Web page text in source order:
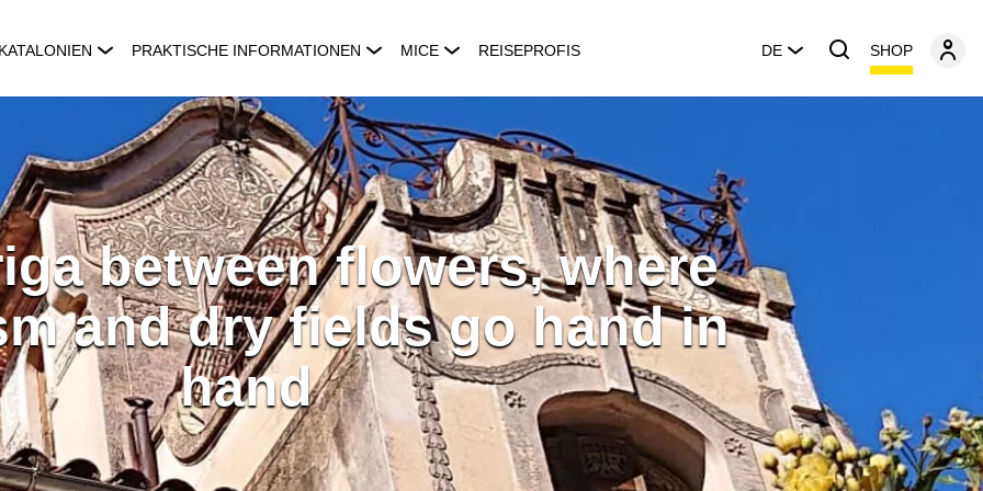
PRAKTISCHE INFORMATIONEN MICE REISEPROFIS DE SHOP
between flowers, where
and dry fields go hand in
hand